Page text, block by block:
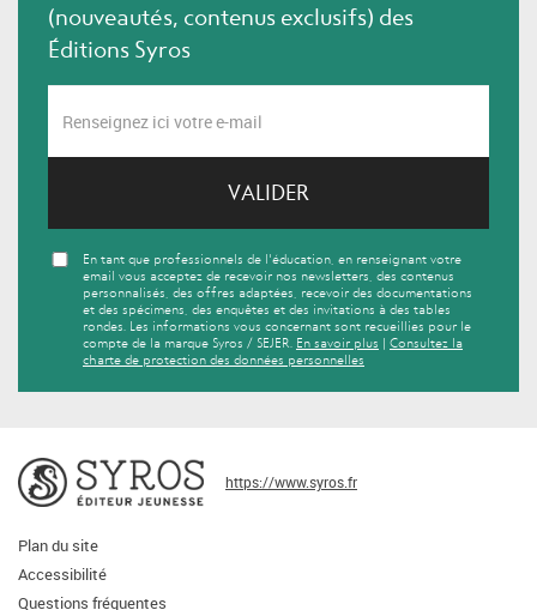
(nouveautés, contenus exclusifs) des
Éditions Syros
VALIDER
En tant que professionnels de l'éducation, en renseignant votre
email vous acceptez de recevoir nos newsletters, des contenus
personnalisés, des offres adaptées, recevoir des documentations
et des spécimens, des enquêtes et des invitations à des tables
rondes. Les informations vous concernant sont recueillies pour le
compte de la marque Syros / SEJER. En savoir plus | Consultez la
charte de protection des données personnelles
https://www.syros.fr
Plan du site
Accessibilité
Questions fréquentes